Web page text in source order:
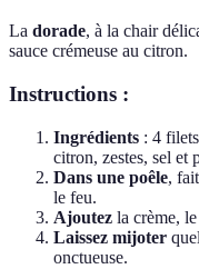
La dorade, à la chair
sauce crémeuse au citron.
Instructions :
Ingrédients : 4
citron, zestes, sel et
Dans une poêle,
le feu.
Ajoutez la crème,
Laissez mijoter
onctueuse.